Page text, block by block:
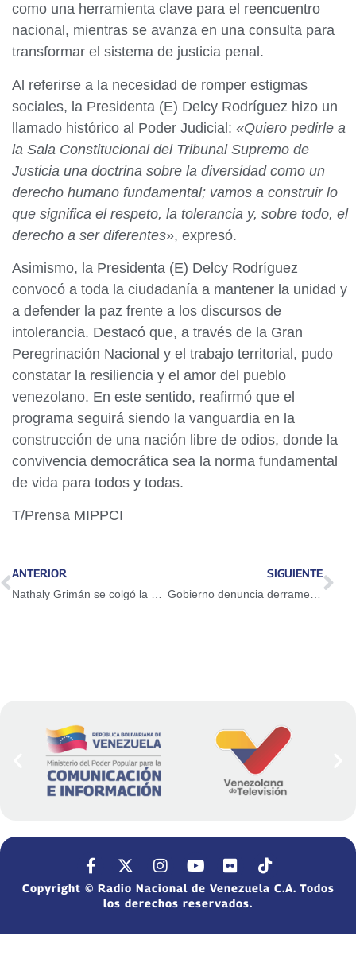
como una herramienta clave para el reencuentro
nacional, mientras se avanza en una consulta para
transformar el sistema de justicia penal.
Al referirse a la necesidad de romper estigmas
sociales, la Presidenta (E) Delcy Rodríguez hizo un
llamado histórico al Poder Judicial: «Quiero pedirle a
la Sala Constitucional del Tribunal Supremo de
Justicia una doctrina sobre la diversidad como un
derecho humano fundamental; vamos a construir lo
que significa el respeto, la tolerancia y, sobre todo, el
derecho a ser diferentes», expresó.
Asimismo, la Presidenta (E) Delcy Rodríguez
convocó a toda la ciudadanía a mantener la unidad y
a defender la paz frente a los discursos de
intolerancia. Destacó que, a través de la Gran
Peregrinación Nacional y el trabajo territorial, pudo
constatar la resiliencia y el amor del pueblo
venezolano. En este sentido, reafirmó que el
programa seguirá siendo la vanguardia en la
construcción de una nación libre de odios, donde la
convivencia democrática sea la norma fundamental
de vida para todos y todas.
T/Prensa MIPPCI
ANTERIOR SIGUIENTE
Copyright © Radio Nacional de Venezuela C.A. Todos
los derechos reservados.